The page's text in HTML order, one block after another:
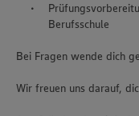
Berufsschule
Bei Fragen wende dich
Wir freuen uns darauf,